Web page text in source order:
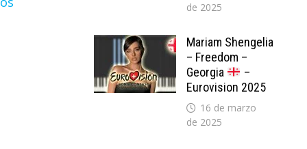
de 2025
Mariam Shengelia
– Freedom –
Georgia
–
Eurovision 2025
16 de marzo
de 2025